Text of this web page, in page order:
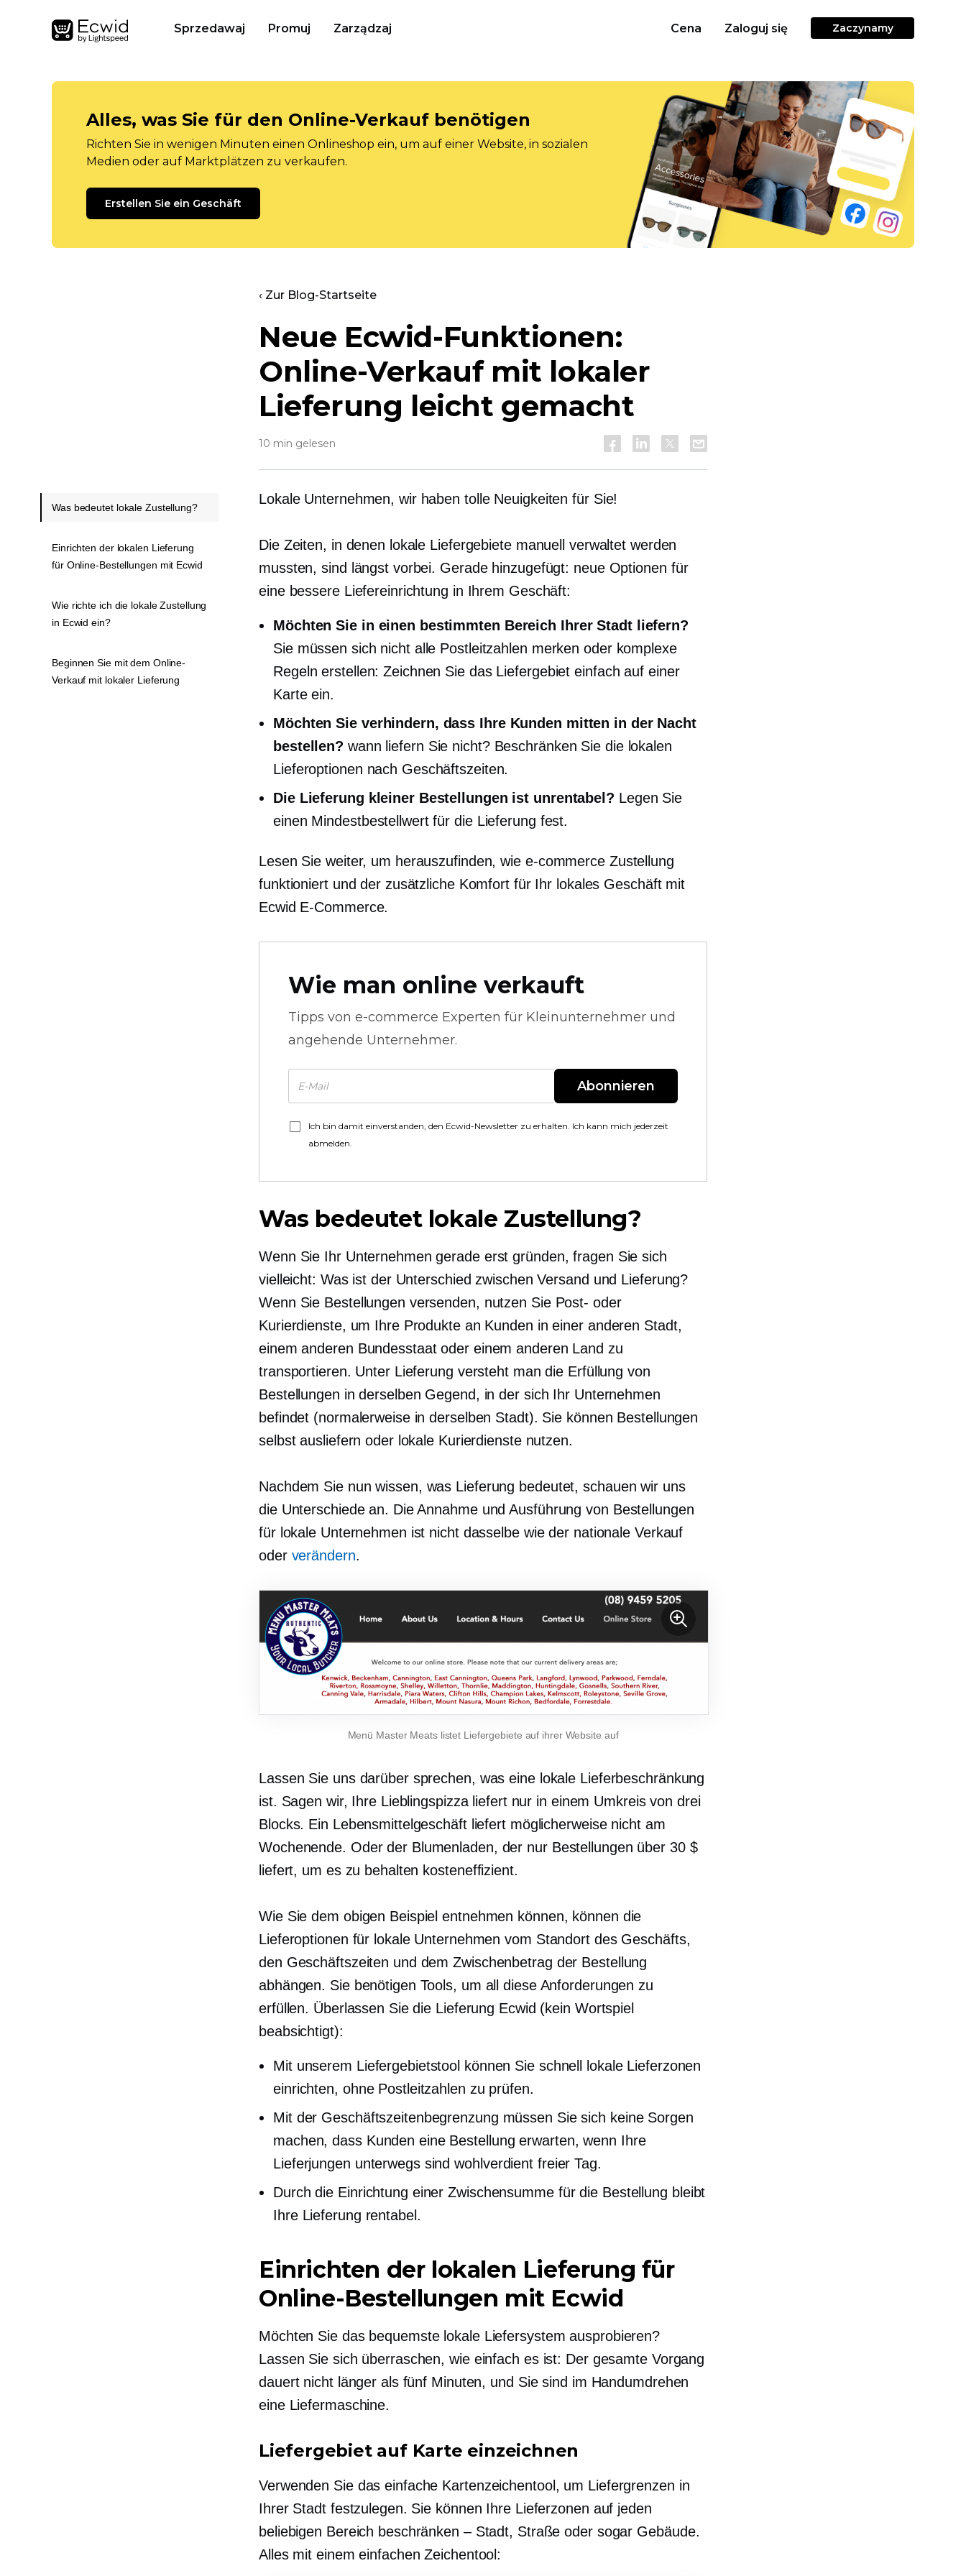
Sprzedawaj Promuj Zarządzaj Cena Zaloguj się Zaczynamy
Alles, was Sie für den Online-Verkauf benötigen
Richten Sie in wenigen Minuten einen Onlineshop ein, um auf einer Website, in sozialen
Medien oder auf Marktplätzen zu verkaufen.
Erstellen Sie ein Geschäft
‹ Zur Blog-Startseite
Neue Ecwid-Funktionen:
Online-Verkauf mit lokaler
Lieferung leicht gemacht
10 min gelesen
Lokale Unternehmen, wir haben tolle Neuigkeiten für Sie!
Die Zeiten, in denen lokale Liefergebiete manuell verwaltet werden
mussten, sind längst vorbei. Gerade hinzugefügt: neue Optionen für
eine bessere Liefereinrichtung in Ihrem Geschäft:
Möchten Sie in einen bestimmten Bereich Ihrer Stadt liefern?
Sie müssen sich nicht alle Postleitzahlen merken oder komplexe
Regeln erstellen: Zeichnen Sie das Liefergebiet einfach auf einer
Karte ein.
Möchten Sie verhindern, dass Ihre Kunden mitten in der Nacht
bestellen? wann liefern Sie nicht? Beschränken Sie die lokalen
Lieferoptionen nach Geschäftszeiten.
Die Lieferung kleiner Bestellungen ist unrentabel? Legen Sie
einen Mindestbestellwert für die Lieferung fest.
Lesen Sie weiter, um herauszufinden, wie e-commerceZustellung
funktioniert und der zusätzliche Komfort für Ihr lokales Geschäft mit
Ecwid E-Commerce.
Wie man online verkauft
Tipps von e-commerce Experten für Kleinunternehmer und
angehende Unternehmer.
Abonnieren
Ich bin damit einverstanden, den Ecwid-Newsletter zu erhalten. Ich kann mich jederzeit
abmelden.
Was bedeutet lokale Zustellung?
Wenn Sie Ihr Unternehmen gerade erst gründen, fragen Sie sich
vielleicht: Was ist der Unterschied zwischen Versand und Lieferung?
Wenn Sie Bestellungen versenden, nutzen Sie Post- oder
Kurierdienste, um Ihre Produkte an Kunden in einer anderen Stadt,
einem anderen Bundesstaat oder einem anderen Land zu
transportieren. Unter Lieferung versteht man die Erfüllung von
Bestellungen in derselben Gegend, in der sich Ihr Unternehmen
befindet (normalerweise in derselben Stadt). Sie können Bestellungen
selbst ausliefern oder lokale Kurierdienste nutzen.
Nachdem Sie nun wissen, was Lieferung bedeutet, schauen wir uns
die Unterschiede an. Die Annahme und Ausführung von Bestellungen
für lokale Unternehmen ist nicht dasselbe wie der nationale Verkauf
oder verändern.
Menü Master Meats listet Liefergebiete auf ihrer Website auf
Lassen Sie uns darüber sprechen, was eine lokale Lieferbeschränkung
ist. Sagen wir, Ihre Lieblingspizza liefert nur in einem Umkreis von drei
Blocks. Ein Lebensmittelgeschäft liefert möglicherweise nicht am
Wochenende. Oder der Blumenladen, der nur Bestellungen über 30 $
liefert, um es zu behalten kosteneffizient.
Wie Sie dem obigen Beispiel entnehmen können, können die
Lieferoptionen für lokale Unternehmen vom Standort des Geschäfts,
den Geschäftszeiten und dem Zwischenbetrag der Bestellung
abhängen. Sie benötigen Tools, um all diese Anforderungen zu
erfüllen. Überlassen Sie die Lieferung Ecwid (kein Wortspiel
beabsichtigt):
Mit unserem Liefergebietstool können Sie schnell lokale Lieferzonen
einrichten, ohne Postleitzahlen zu prüfen.
Mit der Geschäftszeitenbegrenzung müssen Sie sich keine Sorgen
machen, dass Kunden eine Bestellung erwarten, wenn Ihre
Lieferjungen unterwegs sindwohlverdient freier Tag.
Durch die Einrichtung einer Zwischensumme für die Bestellung bleibt
Ihre Lieferung rentabel.
Einrichten der lokalen Lieferung für
Online-Bestellungen mit Ecwid
Möchten Sie das bequemste lokale Liefersystem ausprobieren?
Lassen Sie sich überraschen, wie einfach es ist: Der gesamte Vorgang
dauert nicht länger als fünf Minuten, und Sie sind im Handumdrehen
eine Liefermaschine.
Liefergebiet auf Karte einzeichnen
Verwenden Sie das einfache Kartenzeichentool, um Liefergrenzen in
Ihrer Stadt festzulegen. Sie können Ihre Lieferzonen auf jeden
beliebigen Bereich beschränken – Stadt, Straße oder sogar Gebäude.
Alles mit einem einfachen Zeichentool:
Was bedeutet lokale Zustellung?
Einrichten der lokalen Lieferung
für Online-Bestellungen mit Ecwid
Wie richte ich die lokale Zustellung
in Ecwid ein?
Beginnen Sie mit dem Online-
Verkauf mit lokaler Lieferung